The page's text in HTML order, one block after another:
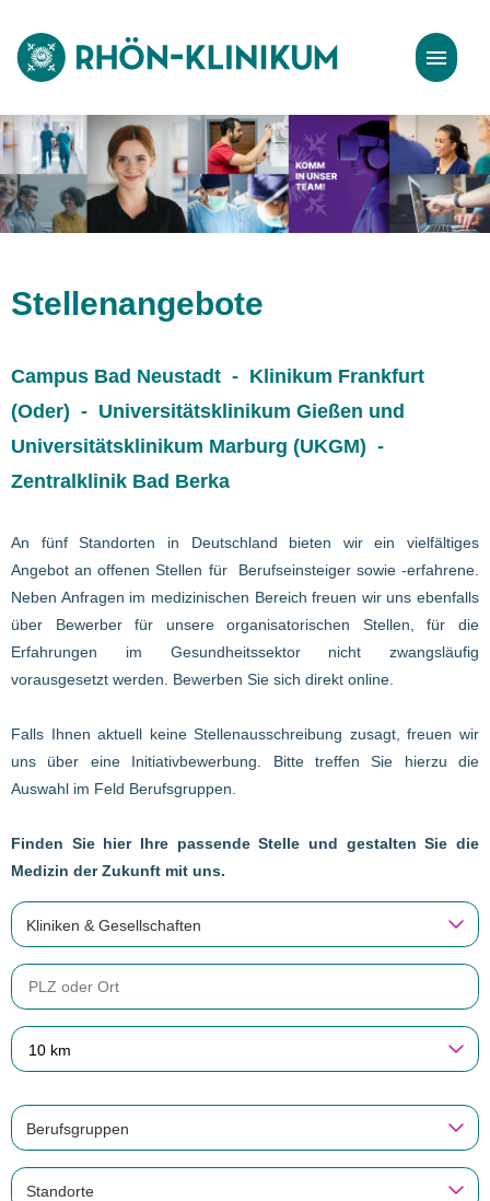
Stellenangebote
Bewerbungstipps
Stellenangebote
Campus Bad Neustadt - Klinikum Frankfurt
(Oder) - Universitätsklinikum Gießen und
Universitätsklinikum Marburg (UKGM) -
Zentralklinik Bad Berka
An fünf Standorten in Deutschland bieten wir ein vielfältiges
Angebot an offenen Stellen für Berufseinsteiger sowie -erfahrene.
Neben Anfragen im medizinischen Bereich freuen wir uns ebenfalls
über Bewerber für unsere organisatorischen Stellen, für die
Erfahrungen im Gesundheitssektor nicht zwangsläufig
vorausgesetzt werden. Bewerben Sie sich direkt online.
Falls Ihnen aktuell keine Stellenausschreibung zusagt, freuen wir
uns über eine Initiativbewerbung. Bitte treffen Sie hierzu die
Auswahl im Feld Berufsgruppen.
Finden Sie hier Ihre passende Stelle und gestalten Sie die
Medizin der Zukunft mit uns.
Kliniken & Gesellschaften
10 km
Berufsgruppen
Standorte